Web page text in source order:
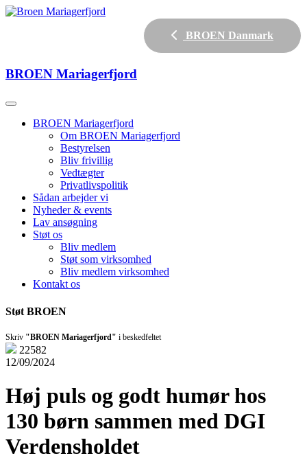
BROEN Danmark
BROEN Mariagerfjord
BROEN Mariagerfjord
Om BROEN Mariagerfjord
Bestyrelsen
Bliv frivillig
Vedtægter
Privatlivspolitik
Sådan arbejder vi
Nyheder & events
Lav ansøgning
Støt os
Bliv medlem
Støt som virksomhed
Bliv medlem virksomhed
Kontakt os
Støt BROEN
Skriv "BROEN Mariagerfjord" i beskedfeltet
22582
12/09/2024
Høj puls og godt humør hos
130 børn sammen med DGI
Verdensholdet